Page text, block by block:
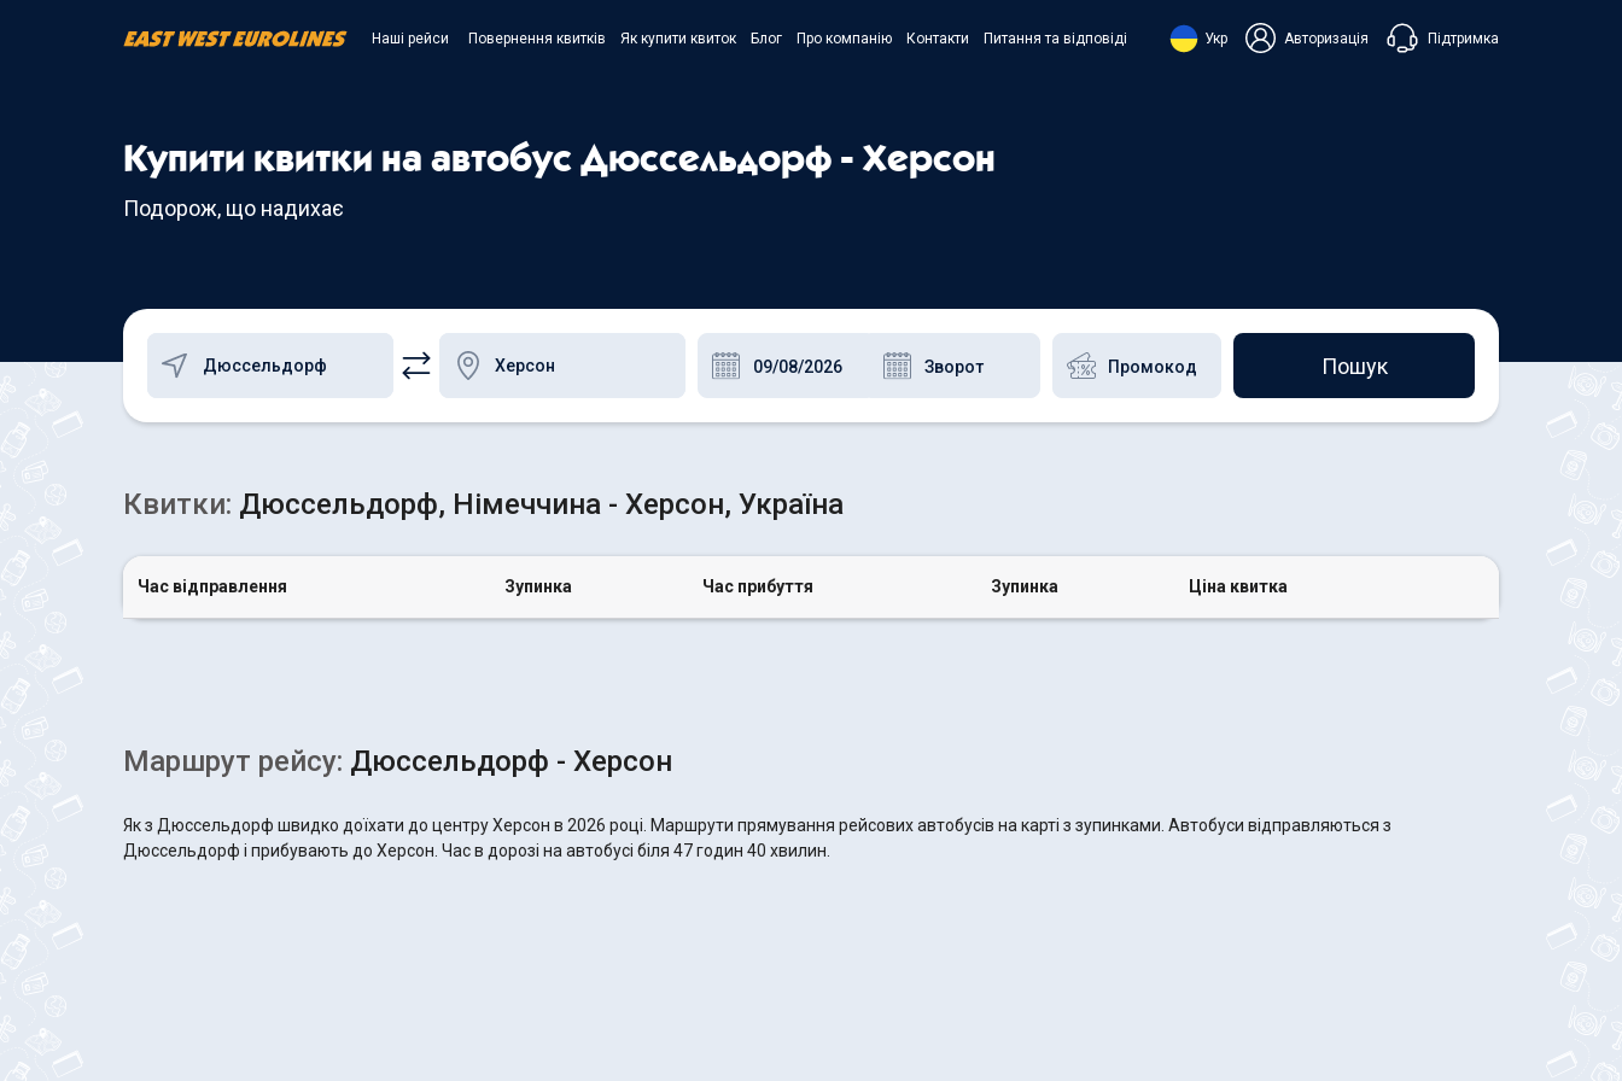
Наші рейси Повернення квитків Як купити квиток Блог Про компанію Контакти Питання та відповіді Укр Авторизація Підтримка
Чат в Messenger
Купити квитки на автобус Дюссельдорф - Херсон
Подорож, що надихає
Пошук
Квитки: Дюссельдорф, Німеччина - Херсон, Україна
Час відправлення Зупинка Час прибуття Зупинка Ціна квитка
Маршрут рейсу: Дюссельдорф - Херсон
Як з Дюссельдорф швидко доїхати до центру Херсон в 2026 році. Маршрути прямування рейсових автобусів на карті з зупинками. Автобуси відправляються з
Дюссельдорф і прибувають до Херсон. Час в дорозі на автобусі біля 47 годин 40 хвилин.